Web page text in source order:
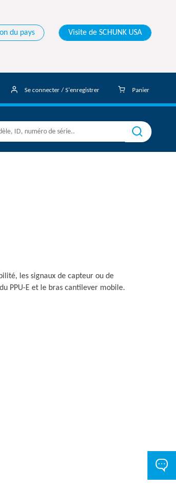
du pays Visite de SCHUNK USA
Se connecter / S'enregistrer Panier
les signaux de capteur ou de
PPU-E et le bras cantilever mobile.